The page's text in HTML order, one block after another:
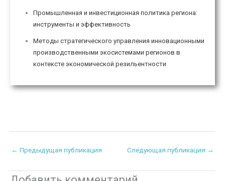
Промышленная и инвестиционная политика региона:
инструменты и эффективность
Методы стратегического управления инновационными
производственными экосистемами регионов в
контексте экономической резильентности
← Предыдущая публикация Следующая публикация →